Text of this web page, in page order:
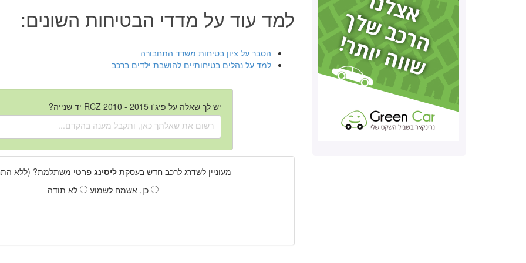
למד עוד על מדדי הבטיחות השונים:
הסבר על ציון בטיחות משרד התחבורה
למד על נהלים בטיחותיים להושבת ילדים ברכב
יש לך שאלה על פיג'ו RCZ 2010 - 2015 יד שנייה?
מעוניין לשדרג לרכב חדש בעסקתליסינג פרטי משתלמת? (ללא
כן, אשמח לשמוע
לא תודה